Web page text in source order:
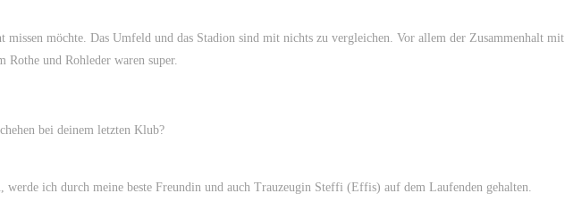
missen möchte. Das Umfeld und das Stadion sind mit nichts zu vergleichen. Vor allem der Zusammenhalt mit
Rothe und Rohleder waren super.
bei deinem letzten Klub?
ich durch meine beste Freundin und auch Trauzeugin Steffi (Effis) auf dem Laufenden gehalten.